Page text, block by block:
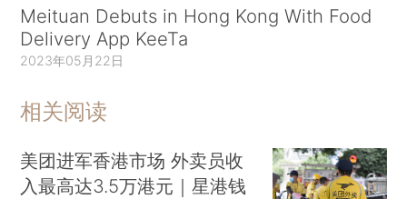
Meituan Debuts in Hong Kong With Food
Delivery App KeeTa
2023年05月22日
相关阅读
美团进军香港市场 外卖员收
入最高达3.5万港元｜星港钱